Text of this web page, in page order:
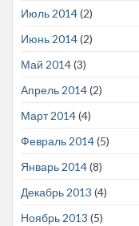
Июль 2014(2)
Июнь 2014(2)
Май 2014(3)
Апрель 2014(2)
Март 2014(4)
Февраль 2014(5)
Январь 2014(8)
Декабрь 2013 (4)
Ноябрь 2013 (5)